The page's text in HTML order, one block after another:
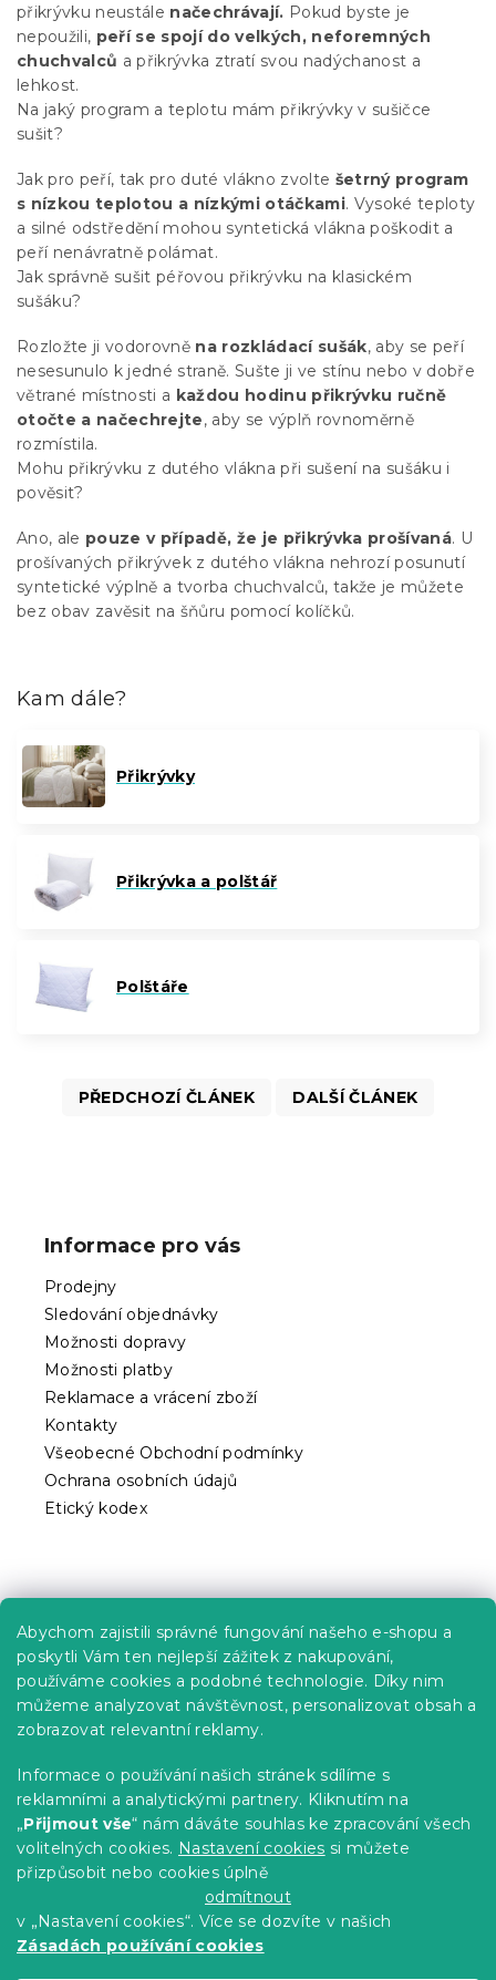
Abychom zajistili správné fungování našeho e-shopu a
poskytli Vám ten nejlepší zážitek z nakupování,
používáme cookies a podobné technologie. Díky nim
můžeme analyzovat návštěvnost, personalizovat obsah a
zobrazovat relevantní reklamy.
Informace o používání našich stránek sdílíme s
reklamními a analytickými partnery. Kliknutím na
„Přijmout vše“ nám dáváte souhlas ke zpracování všech
volitelných cookies. Nastavení cookies si můžete
přizpůsobit nebo cookies úplně
odmítnout
v „Nastavení cookies“. Více se dozvíte v našich
Zásadách používání cookies
přikrývku neustále načechrávají. Pokud byste je
nepoužili, peří se spojí do velkých, neforemných
chuchvalců a přikrývka ztratí svou nadýchanost a
lehkost.
Na jaký program a teplotu mám přikrývky v sušičce
sušit?
Jak pro peří, tak pro duté vlákno zvolte šetrný program
s nízkou teplotou a nízkými otáčkami. Vysoké teploty
a silné odstředění mohou syntetická vlákna poškodit a
peří nenávratně polámat.
Jak správně sušit péřovou přikrývku na klasickém
sušáku?
Rozložte ji vodorovně na rozkládací sušák, aby se peří
nesesunulo k jedné straně. Sušte ji ve stínu nebo v dobře
větrané místnosti a každou hodinu přikrývku ručně
otočte a načechrejte, aby se výplň rovnoměrně
rozmístila.
Mohu přikrývku z dutého vlákna při sušení na sušáku i
pověsit?
Ano, ale pouze v případě, že je přikrývka prošívaná. U
prošívaných přikrývek z dutého vlákna nehrozí posunutí
syntetické výplně a tvorba chuchvalců, takže je můžete
bez obav zavěsit na šňůru pomocí kolíčků.
Kam dále?
Přikrývky
Přikrývka a polštář
Polštáře
PŘEDCHOZÍ ČLÁNEK DALŠÍ ČLÁNEK
Informace pro vás
Prodejny
Sledování objednávky
Možnosti dopravy
Možnosti platby
Reklamace a vrácení zboží
Kontakty
Všeobecné Obchodní podmínky
Ochrana osobních údajů
Etický kodex
Kariéra
Poptávky a B2B spolupráce
Proč se u nás registrovat?
Věrnostní program - Sleva až 10 %
Návody
Tabulky velikostí
Blog